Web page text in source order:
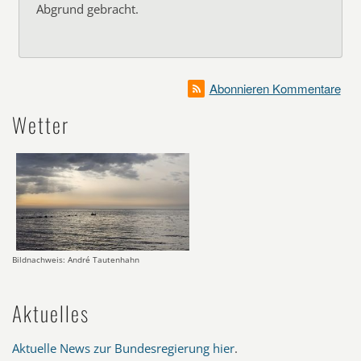
Abgrund gebracht.
Abonnieren Kommentare
Wetter
Bildnachweis: André Tautenhahn
Aktuelles
Aktuelle News zur Bundesregierung hier.